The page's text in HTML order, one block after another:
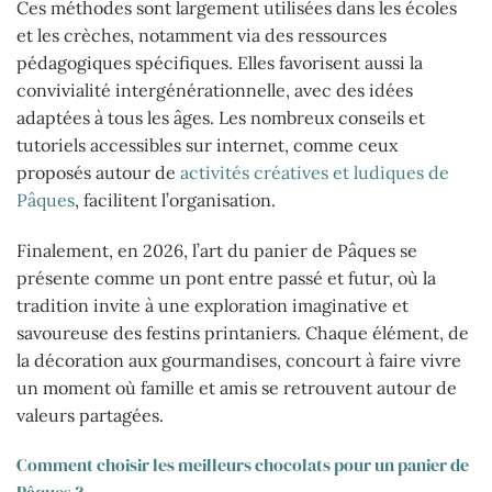
Ces méthodes sont largement utilisées dans les écoles
et les crèches, notamment via des ressources
pédagogiques spécifiques. Elles favorisent aussi la
convivialité intergénérationnelle, avec des idées
adaptées à tous les âges. Les nombreux conseils et
tutoriels accessibles sur internet, comme ceux
proposés autour de activités créatives et ludiques de
Pâques, facilitent l’organisation.
Finalement, en 2026, l’art du panier de Pâques se
présente comme un pont entre passé et futur, où la
tradition invite à une exploration imaginative et
savoureuse des festins printaniers. Chaque élément, de
la décoration aux gourmandises, concourt à faire vivre
un moment où famille et amis se retrouvent autour de
valeurs partagées.
Comment choisir les meilleurs chocolats pour un panier de